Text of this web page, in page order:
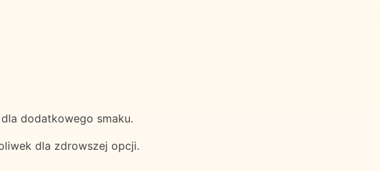
dodatkowego smaku.
dla zdrowszej opcji.